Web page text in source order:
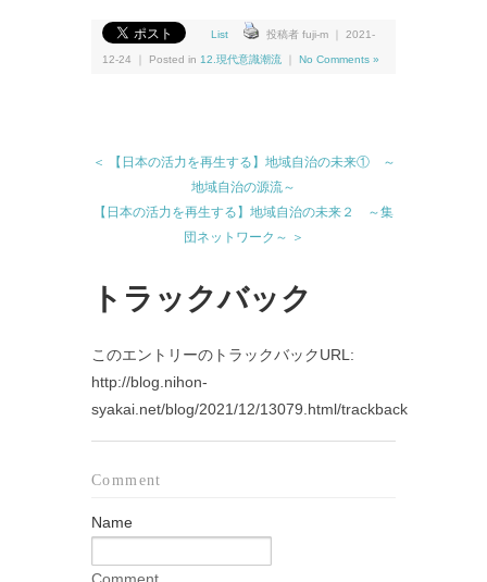
List 投稿者 fuji-m ｜ 2021-
12-24 ｜ Posted in 12.現代意識潮流 No Comments »
＜ 【日本の活力を再生する】地域自治の未来① ～
地域自治の源流～
【日本の活力を再生する】地域自治の未来２ ～集
団ネットワーク～ ＞
トラックバック
このエントリーのトラックバックURL:
http://blog.nihon-
syakai.net/blog/2021/12/13079.html/trackback
Comment
Name
Comment